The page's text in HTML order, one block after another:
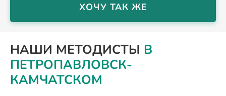
ХОЧУ ТАК ЖЕ
НАШИ МЕТОДИСТЫ В
ПЕТРОПАВЛОВСК-
КАМЧАТСКОМ